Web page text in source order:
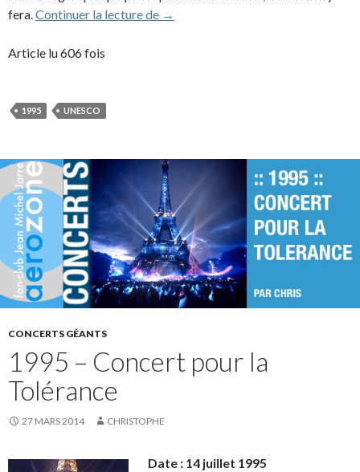
fera. Continuer la lecture de 1995 – 50ème Anniversaire de
→
Article lu 606 fois
1995 UNESCO
CONCERTS GÉANTS
1995 – Concert pour la
Tolérance
27 MARS 2014 CHRISTOPHE
Date : 14 juillet 1995